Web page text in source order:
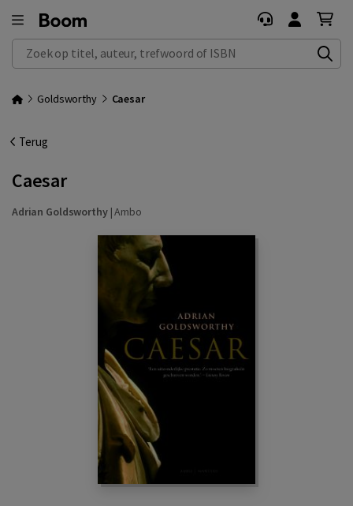
Zoek op titel, auteur, trefwoord of ISBN
Goldsworthy Caesar
Terug
Caesar
Adrian Goldsworthy|Ambo